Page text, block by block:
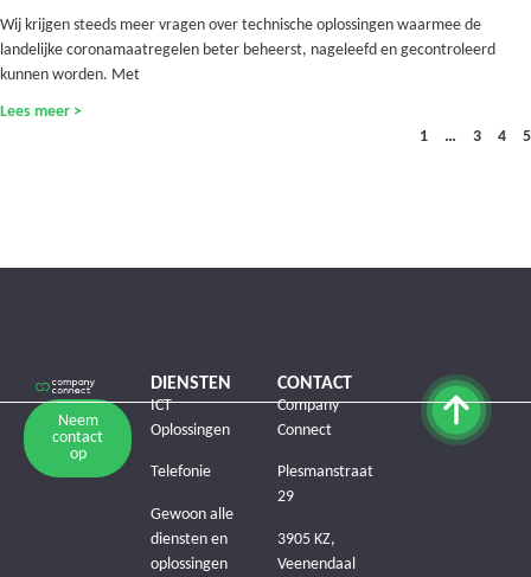
Wij krijgen steeds meer vragen over technische oplossingen waarmee de
landelijke coronamaatregelen beter beheerst, nageleefd en gecontroleerd
kunnen worden. Met
Lees meer >
1
… 3 4 5
Neem
contact
op
DIENSTEN
ICT
Oplossingen
Telefonie
Gewoon alle
diensten en
oplossingen
CONTACT
Company
Connect
Plesmanstraat
29
3905 KZ,
Veenendaal